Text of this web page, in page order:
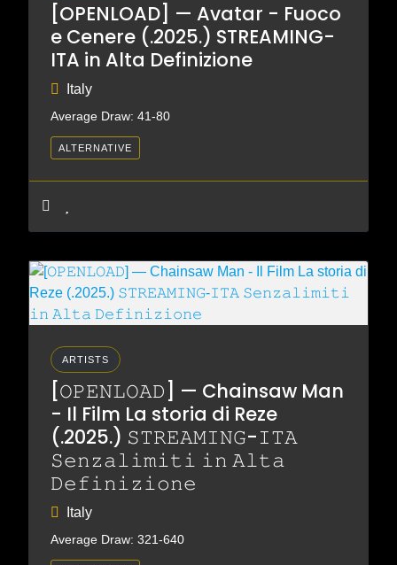
[OPENLOAD] — Avatar - Fuoco
e Cenere (.2025.) STREAMING-
ITA in Alta Definizione
Italy
Average Draw: 41-80
ALTERNATIVE
ARTISTS
[𝙾𝙿𝙴𝙽𝙻𝙾𝙰𝙳] — Chainsaw Man
- Il Film La storia di Reze
(.2025.) 𝚂𝚃𝚁𝙴𝙰𝙼𝙸𝙽𝙶-𝙸𝚃𝙰
𝚂𝚎𝚗𝚣𝚊𝚕𝚒𝚖𝚒𝚝𝚒 𝚒𝚗 𝙰𝚕𝚝𝚊
𝙳𝚎𝚏𝚒𝚗𝚒𝚣𝚒𝚘𝚗𝚎
Italy
Average Draw: 321-640